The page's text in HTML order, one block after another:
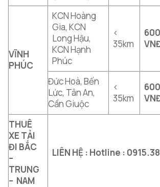
VĨNH
PHÚC
KCN Hoàng
Gia, KCN
Long Hậu,
KCN Hạnh
Phúc
<
35km
Đức Hoà, Bến
Lức, Tân An,
Cần Giuộc
<
35km
THUÊ
XE TẢI
ĐI BẮC
–
TRUNG
– NAM
LIÊN HỆ : Hotline :